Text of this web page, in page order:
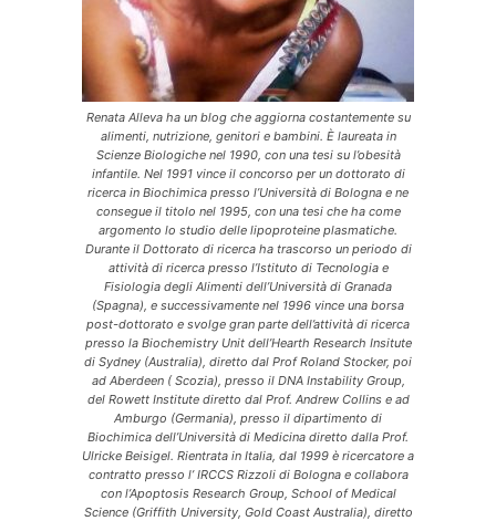
Renata Alleva ha un blog che aggiorna costantemente su
alimenti, nutrizione, genitori e bambini. È laureata in
Scienze Biologiche nel 1990, con una tesi su l’obesità
infantile. Nel 1991 vince il concorso per un dottorato di
ricerca in Biochimica presso l’Università di Bologna e ne
consegue il titolo nel 1995, con una tesi che ha come
argomento lo studio delle lipoproteine plasmatiche.
Durante il Dottorato di ricerca ha trascorso un periodo di
attività di ricerca presso l’Istituto di Tecnologia e
Fisiologia degli Alimenti dell’Università di Granada
(Spagna), e successivamente nel 1996 vince una borsa
post-dottorato e svolge gran parte dell’attività di ricerca
presso la Biochemistry Unit dell’Hearth Research Insitute
di Sydney (Australia), diretto dal Prof Roland Stocker, poi
ad Aberdeen ( Scozia), presso il DNA Instability Group,
del Rowett Institute diretto dal Prof. Andrew Collins e ad
Amburgo (Germania), presso il dipartimento di
Biochimica dell’Università di Medicina diretto dalla Prof.
Ulricke Beisigel. Rientrata in Italia, dal 1999 è ricercatore a
contratto presso l’ IRCCS Rizzoli di Bologna e collabora
con l’Apoptosis Research Group, School of Medical
Science (Griffith University, Gold Coast Australia), diretto